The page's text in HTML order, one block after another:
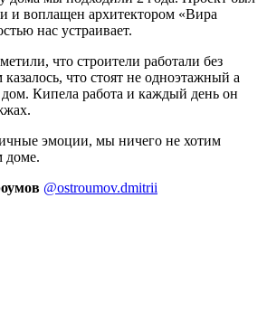
и воплащен архитектором «Вира
нас устраивает.
что строители работали без
что стоят не одноэтажный а
Кипела работа и каждый день он
эмоции, мы ничего не хотим
доме.
@ostroumov.dmitrii